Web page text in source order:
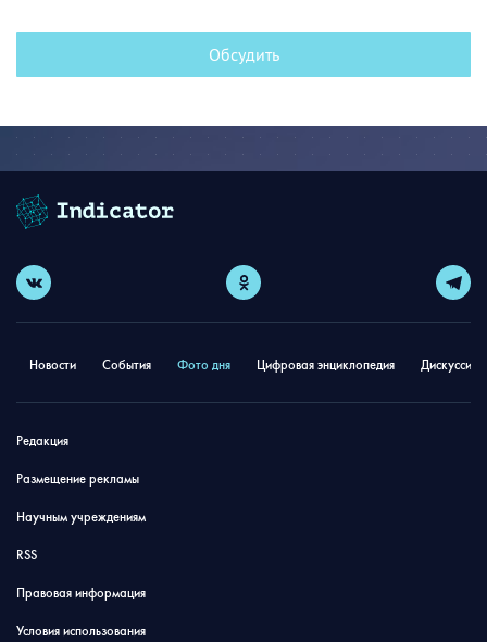
Обсудить
Новости События Фото дня Цифровая энциклопедия
Редакция
Размещение рекламы
Научным учреждениям
RSS
Правовая информация
Условия использования